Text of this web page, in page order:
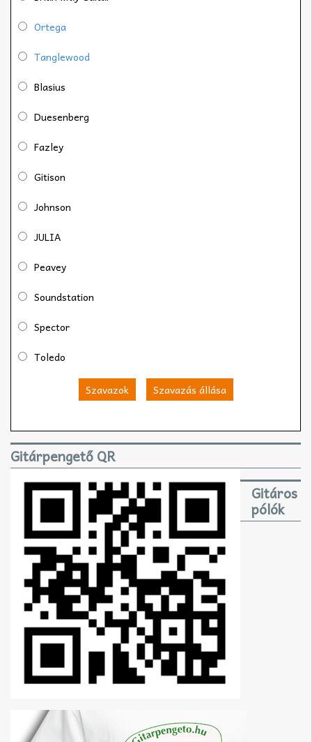
Ortega
Tanglewood
Blasius
Duesenberg
Fazley
Gitison
Johnson
JULIA
Peavey
Soundstation
Spector
Toledo
Szavazok Szavazás állása
Gitárpengető QR
Gitáros
pólók